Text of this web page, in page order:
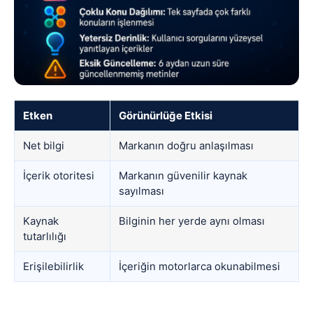
Etken Görünürlüğe Etkisi
Net bilgi Markanın doğru anlaşılması
İçerik otoritesi
Markanın güvenilir kaynak
sayılması
Kaynak
tutarlılığı
Bilginin her yerde aynı olması
Erişilebilirlik İçeriğin motorlarca okunabilmesi